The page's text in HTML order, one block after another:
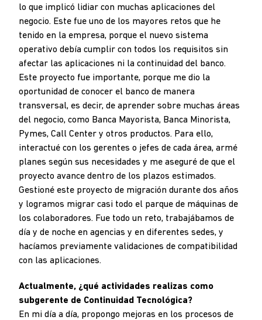
lo que implicó lidiar con muchas aplicaciones del
negocio. Este fue uno de los mayores retos que he
tenido en la empresa, porque el nuevo sistema
operativo debía cumplir con todos los requisitos sin
afectar las aplicaciones ni la continuidad del banco.
Este proyecto fue importante, porque me dio la
oportunidad de conocer el banco de manera
transversal, es decir, de aprender sobre muchas áreas
del negocio, como Banca Mayorista, Banca Minorista,
Pymes, Call Center y otros productos. Para ello,
interactué con los gerentes o jefes de cada área, armé
planes según sus necesidades y me aseguré de que el
proyecto avance dentro de los plazos estimados.
Gestioné este proyecto de migración durante dos años
y logramos migrar casi todo el parque de máquinas de
los colaboradores. Fue todo un reto, trabajábamos de
día y de noche en agencias y en diferentes sedes, y
hacíamos previamente validaciones de compatibilidad
con las aplicaciones.
Actualmente, ¿qué actividades realizas como
subgerente de Continuidad Tecnológica?
En mi día a día, propongo mejoras en los procesos de